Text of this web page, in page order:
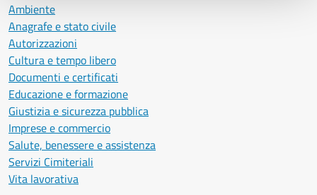
Ambiente
Anagrafe e stato civile
Autorizzazioni
Cultura e tempo libero
Documenti e certificati
Educazione e formazione
Giustizia e sicurezza pubblica
Imprese e commercio
Salute, benessere e assistenza
Servizi Cimiteriali
Vita lavorativa